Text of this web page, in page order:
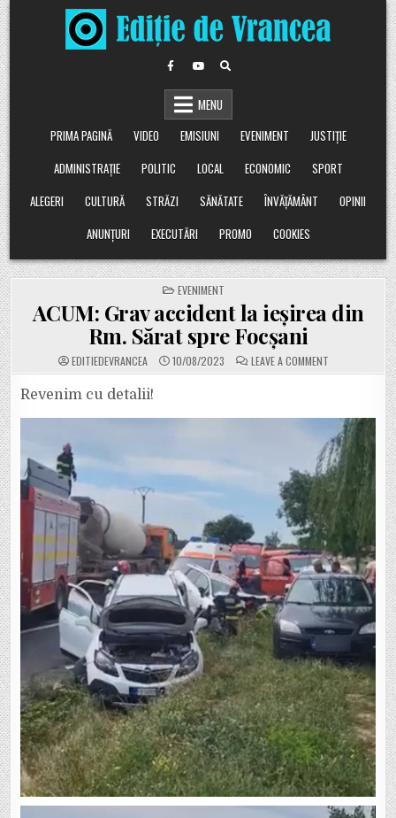
Skip
to
content
MENU
PRIMA PAGINĂ
VIDEO EMISIUNI EVENIMENT
JUSTIȚIE
ADMINISTRAȚIE
POLITIC LOCAL ECONOMIC
SPORT
ALEGERI
CULTURĂ STRĂZI SĂNĂTATE ÎNVĂȚĂMÂNT
OPINII
ANUNȚURI
EXECUTĂRI PROMO COOKIES
POSTED
IN
EVENIMENT
ACUM: Grav accident la ieșirea din
Rm. Sărat spre Focșani
EDITIEDEVRANCEA 10/08/2023 LEAVE A COMMENT
ACUM:
DIN
RM.
SĂRAT
SPRE
FOCȘANI
Revenim cu detalii!